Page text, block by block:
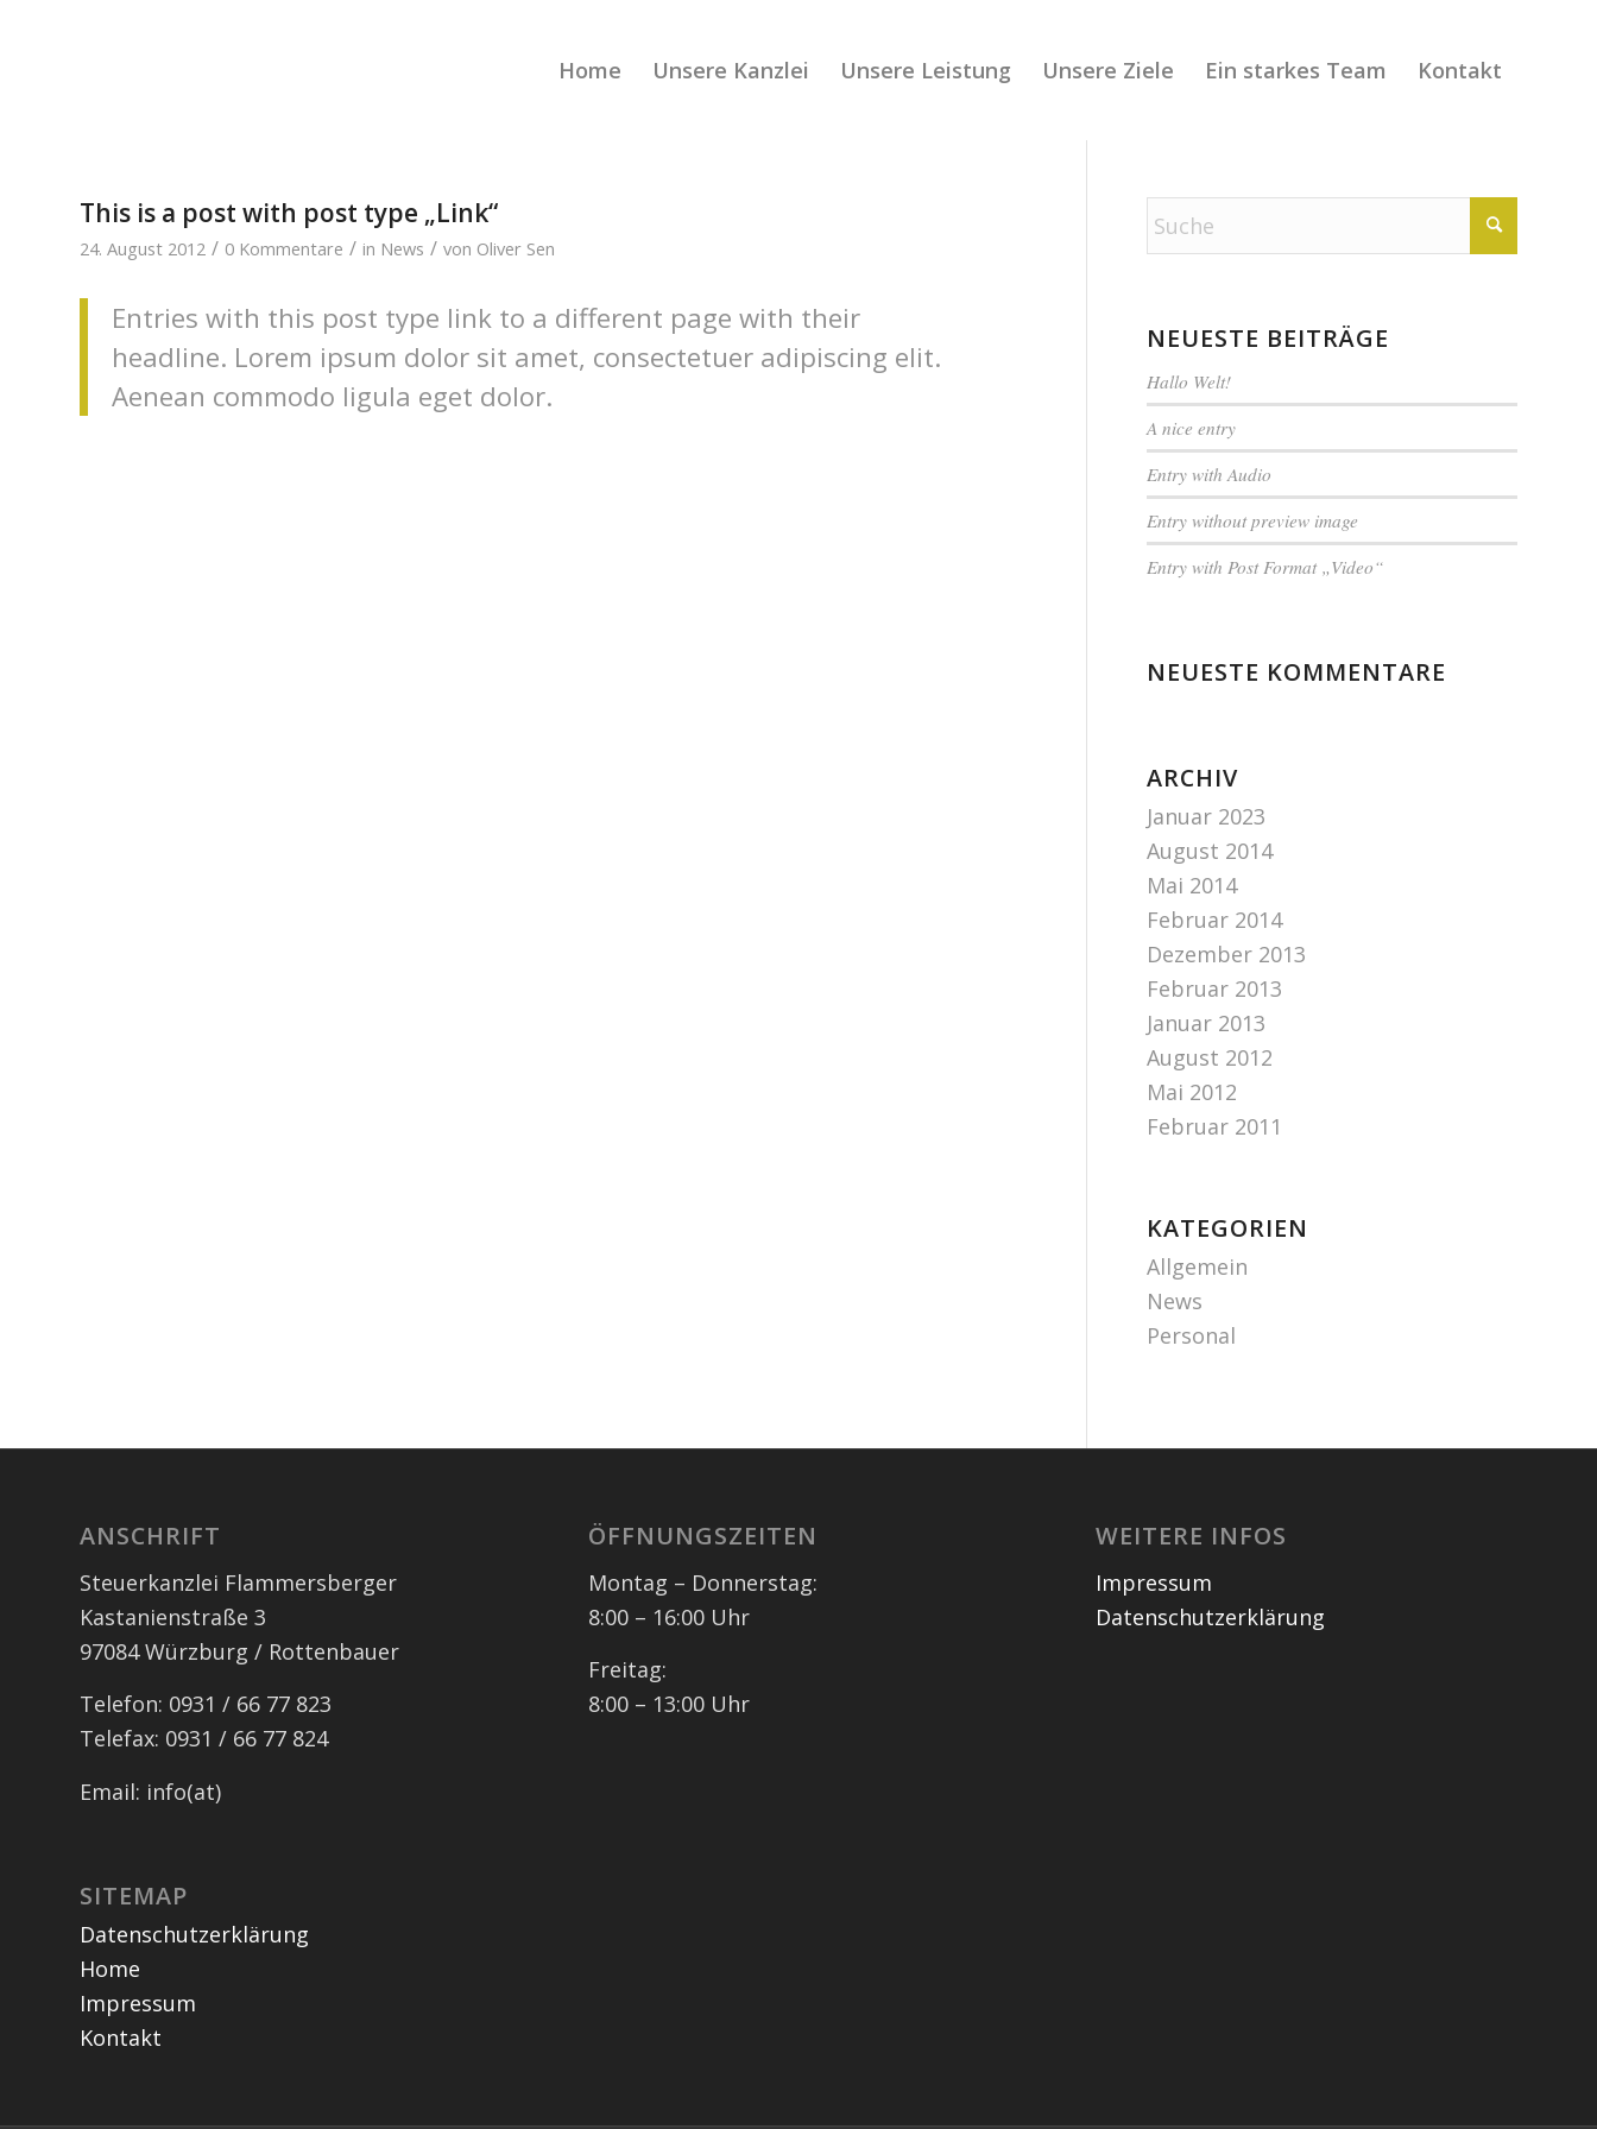
Home Unsere Kanzlei Unsere Leistung Unsere Ziele Ein starkes Team Kontakt
This is a post with post type „Link“
24. August 2012 / 0 Kommentare / in News / von Oliver Sen
Entries with this post type link to a different page with their
headline. Lorem ipsum dolor sit amet, consectetuer adipiscing elit.
Aenean commodo ligula eget dolor.
NEUESTE BEITRÄGE
Hallo Welt!
A nice entry
Entry with Audio
Entry without preview image
Entry with Post Format „Video“
NEUESTE KOMMENTARE
ARCHIV
Januar 2023
August 2014
Mai 2014
Februar 2014
Dezember 2013
Februar 2013
Januar 2013
August 2012
Mai 2012
Februar 2011
KATEGORIEN
Allgemein
News
Personal
ANSCHRIFT
Steuerkanzlei Flammersberger
Kastanienstraße 3
97084 Würzburg / Rottenbauer
Telefon: 0931 / 66 77 823
Telefax: 0931 / 66 77 824
Email: info(at)
SITEMAP
Datenschutzerklärung
Home
Impressum
Kontakt
ÖFFNUNGSZEITEN
Montag – Donnerstag:
8:00 – 16:00 Uhr
Freitag:
8:00 – 13:00 Uhr
WEITERE INFOS
Impressum
Datenschutzerklärung